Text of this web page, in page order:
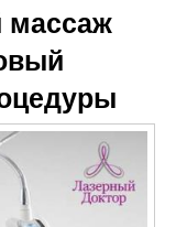
массаж